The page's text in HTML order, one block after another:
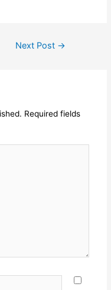
Next Post →
Required fields